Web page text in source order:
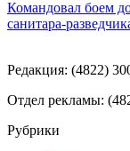
Командовал боем
санитара-
Редакция: (4822)
Отдел рекламы:
Рубрики